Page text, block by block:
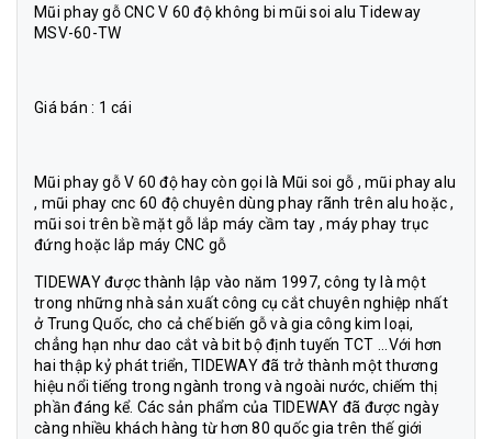
Mũi phay gỗ CNC V 60 độ không bi mũi soi alu Tideway
MSV-60-TW
Giá bán : 1 cái
Mũi phay gỗ V 60 độ hay còn gọi là Mũi soi gỗ , mũi phay alu
, mũi phay cnc 60 độ chuyên dùng phay rãnh trên alu hoặc ,
mũi soi trên bề mặt gỗ lắp máy cầm tay , máy phay trục
đứng hoặc lắp máy CNC gỗ
TIDEWAY được thành lập vào năm 1997, công ty là một
trong những nhà sản xuất công cụ cắt chuyên nghiệp nhất
ở Trung Quốc, cho cả chế biến gỗ và gia công kim loại,
chẳng hạn như dao cắt và bit bộ định tuyến TCT ...Với hơn
hai thập kỷ phát triển, TIDEWAY đã trở thành một thương
hiệu nổi tiếng trong ngành trong và ngoài nước, chiếm thị
phần đáng kể. Các sản phẩm của TIDEWAY đã được ngày
càng nhiều khách hàng từ hơn 80 quốc gia trên thế giới